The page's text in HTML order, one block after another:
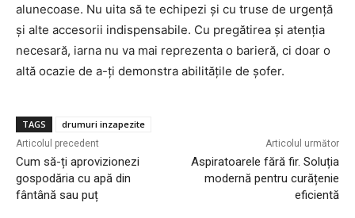
alunecoase. Nu uita să te echipezi și cu truse de urgență
și alte accesorii indispensabile. Cu pregătirea și atenția
necesară, iarna nu va mai reprezenta o barieră, ci doar o
altă ocazie de a-ți demonstra abilitățile de șofer.
TAGS drumuri inzapezite
Articolul precedent
Cum să-ți aprovizionezi
gospodăria cu apă din
fântână sau puț
Articolul următor
Aspiratoarele fără fir. Soluția
modernă pentru curățenie
eficientă